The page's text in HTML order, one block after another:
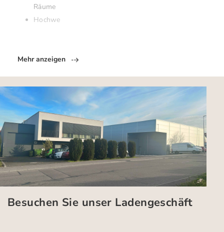
Räume
Hochwe
Mehr anzeigen
Besuchen Sie unser Ladengeschäft